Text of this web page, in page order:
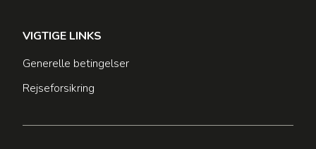
VIGTIGE LINKS
Generelle betingelser
Rejseforsikring